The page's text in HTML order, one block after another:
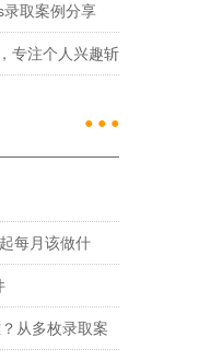
取案例分享
专注个人兴趣斩
● ● ●
每月该做什
从多枚录取案